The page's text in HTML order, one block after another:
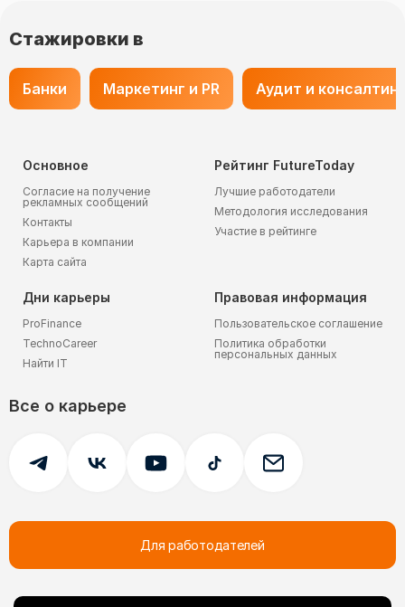
Стажировки в
Банки Маркетинг и PR Аудит и консалтинг
Для работодателей
Все о карьере
Основное
Согласие на получение
рекламных сообщений
Контакты
Карьера в компании
Карта сайта
Рейтинг FutureToday
Лучшие работодатели
Методология исследования
Участие в рейтинге
Дни карьеры
ProFinance
TechnoCareer
Найти IT
Правовая информация
Пользовательское соглашение
Политика обработки
персональных данных